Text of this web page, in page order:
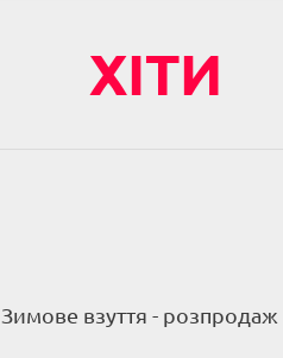
ХІТИ
Зимове взуття - розпродаж